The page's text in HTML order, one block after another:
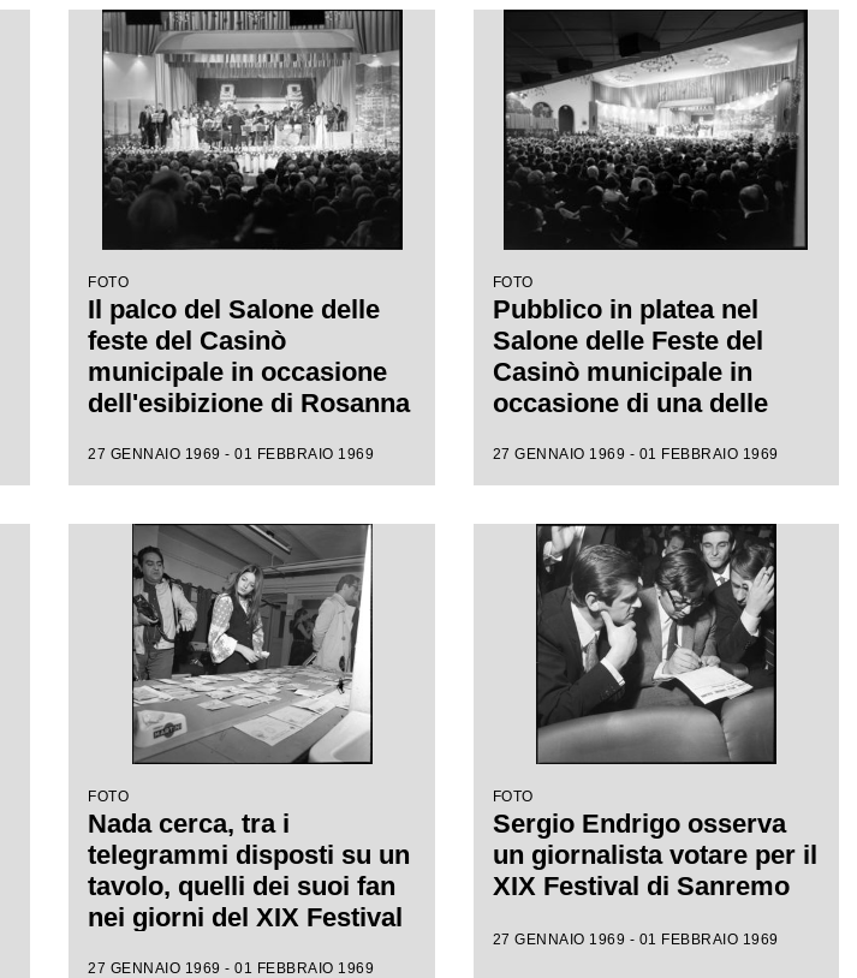
FOTO
Il palco del Salone delle
feste del Casinò
municipale in occasione
dell'esibizione di Rosanna
Sanremo
27 GENNAIO 1969 - 01 FEBBRAIO 1969
FOTO
Pubblico in platea nel
Salone delle Feste del
Casinò municipale in
occasione di una delle
Sanremo
27 GENNAIO 1969 - 01 FEBBRAIO 1969
FOTO
Nada cerca, tra i
telegrammi disposti su un
tavolo, quelli dei suoi fan
nei giorni del XIX Festival
27 GENNAIO 1969 - 01 FEBBRAIO 1969
FOTO
Sergio Endrigo osserva
un giornalista votare per il
XIX Festival di Sanremo
27 GENNAIO 1969 - 01 FEBBRAIO 1969